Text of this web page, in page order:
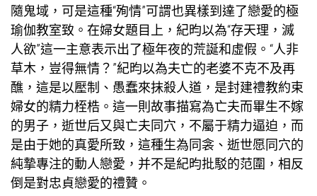
隨鬼域，可是這種“殉情”可謂也異樣到達了戀愛的極
瑜伽教室致。在婦女題目上，紀昀以為“存天理，滅
人欲”這一主意表示出了極年夜的荒誕和虛假。“人非
草木，豈得無情？”紀昀以為夫亡的老婆不克不及再
醮，這是以壓制、愚蠢來抹殺人道，是封建禮教約束
婦女的精力桎梏。這一則故事描寫為亡夫而畢生不嫁
的男子，逝世后又與亡夫同穴，不屬于精力逼迫，而
是由于她的真愛所致，這種生為同衾、逝世愿同穴的
純摯專注的動人戀愛，并不是紀昀批駁的范圍，相反
倒是對忠貞戀愛的禮贊。